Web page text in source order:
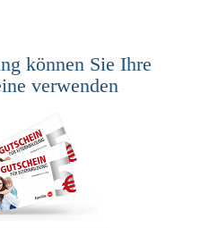
können Sie Ihre
verwenden